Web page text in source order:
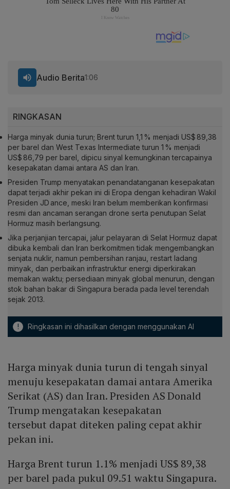
RINGKASAN
Harga minyak dunia turun; Brent turun 1,1 % menjadi US$ 89,38
per barel dan West Texas Intermediate turun 1 % menjadi
US$ 86,79 per barel, dipicu sinyal kemungkinan tercapainya
kesepakatan damai antara AS dan Iran.
Presiden Trump menyatakan penandatanganan kesepakatan
dapat terjadi akhir pekan ini di Eropa dengan kehadiran Wakil
Presiden JD ance, meski Iran belum memberikan konfirmasi
resmi dan ancaman serangan drone serta penutupan Selat
Hormuz masih berlangsung.
Jika perjanjian tercapai, jalur pelayaran di Selat Hormuz dapat
dibuka kembali dan Iran berkomitmen tidak mengembangkan
senjata nuklir, namun pembersihan ranjau, restart ladang
minyak, dan perbaikan infrastruktur energi diperkirakan
memakan waktu; persediaan minyak global menurun, dengan
stok bahan bakar di Singapura berada pada level terendah
sejak 2013.
! Ringkasan ini dihasilkan dengan menggunakan AI
Audio Berita1:06
Harga minyak dunia turun di tengah sinyal
menuju kesepakatan damai antara Amerika
Serikat (AS) dan Iran. Presiden AS Donald
Trump mengatakan kesepakatan
tersebut dapat diteken paling cepat akhir
pekan ini.
Harga Brent turun 1.1% menjadi US$ 89,38
per barel pada pukul 09.51 waktu Singapura.